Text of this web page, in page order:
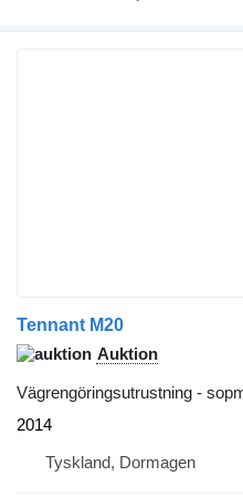
Tennant M20
Auktion
Vägrengöringsutrustning -
2014
Tyskland, Dormagen